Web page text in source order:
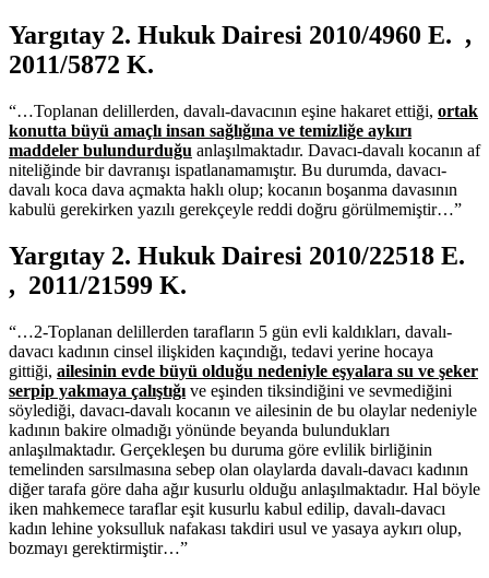
Yargıtay 2. Hukuk Dairesi 2010/4960 E. ,
2011/5872 K.
“…Toplanan delillerden, davalı-davacının eşine hakaret ettiği, ortak
konutta büyü amaçlı insan sağlığına ve temizliğe aykırı
maddeler bulundurduğu anlaşılmaktadır. Davacı-davalı kocanın af
niteliğinde bir davranışı ispatlanamamıştır. Bu durumda, davacı-
davalı koca dava açmakta haklı olup; kocanın boşanma davasının
kabulü gerekirken yazılı gerekçeyle reddi doğru görülmemiştir…”
Yargıtay 2. Hukuk Dairesi 2010/22518 E.
, 2011/21599 K.
“…2-Toplanan delillerden tarafların 5 gün evli kaldıkları, davalı-
davacı kadının cinsel ilişkiden kaçındığı, tedavi yerine hocaya
gittiği, ailesinin evde büyü olduğu nedeniyle eşyalara su ve şeker
serpip yakmaya çalıştığı ve eşinden tiksindiğini ve sevmediğini
söylediği, davacı-davalı kocanın ve ailesinin de bu olaylar nedeniyle
kadının bakire olmadığı yönünde beyanda bulundukları
anlaşılmaktadır. Gerçekleşen bu duruma göre evlilik birliğinin
temelinden sarsılmasına sebep olan olaylarda davalı-davacı kadının
diğer tarafa göre daha ağır kusurlu olduğu anlaşılmaktadır. Hal böyle
iken mahkemece taraflar eşit kusurlu kabul edilip, davalı-davacı
kadın lehine yoksulluk nafakası takdiri usul ve yasaya aykırı olup,
bozmayı gerektirmiştir…”